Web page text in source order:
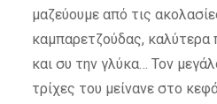
μαζεύουμε από τις
καμπαρετζούδας, καλύτερα
και συ την γλύκα… Τον
τρίχες του μείνανε στο